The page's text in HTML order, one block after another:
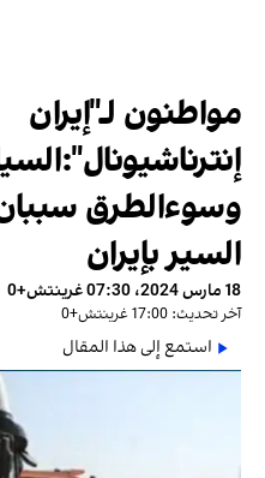
مواطنون لـ"إيران
وسوءالطرق
السير بإيران
18 مارس 2024، 07:30 غرينتش+0
آخر تحديث: 17:00 غرينتش+0
استمع إلى هذا المقال